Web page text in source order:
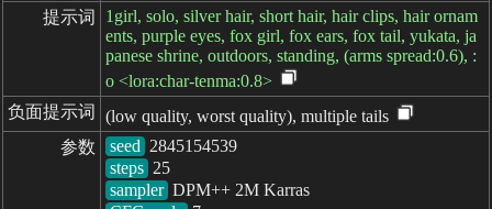
提示词
1girl, solo, silver hair, short hair, hair clips, hair ornam
ents, purple eyes, fox girl, fox ears, fox tail, yukata, ja
panese shrine, outdoors, standing, (arms spread:0.6), :
o <lora:char-tenma:0.8>
负面提示词
(low quality, worst quality), multiple tails
参数
seed
steps
sampler